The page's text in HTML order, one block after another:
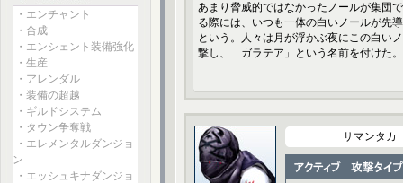
・エンチャント
・合成
・エンシェント装備強化
・生産
・アレンダル
・装備の超越
・ギルドシステム
・タウン争奪戦
・エレメンタルダンジョ
ン
・エッシュキナダンジョ
あまり脅威的ではなかったノールが集団
る際には、いつも一体の白いノールが先
という。人々は月が浮かぶ夜にこの白い
撃し、「ガラテア」という名前を付けた。
サマンタカ